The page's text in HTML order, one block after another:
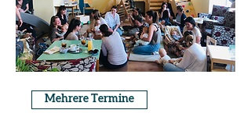
Mehrere Termine